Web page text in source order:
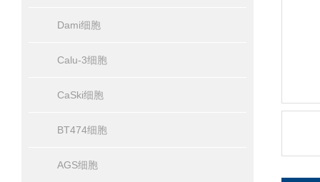
Dami细胞
Calu-3细胞
CaSki细胞
BT474细胞
AGS细胞